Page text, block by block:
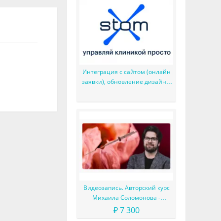
Интеграция с сайтом (онлайн
заявки), обновление дизайна,
многое другое
Видеозапись. Авторский курс
Михаила Соломонова -
Сложные случаи в эндодонтии
₽ 7 300